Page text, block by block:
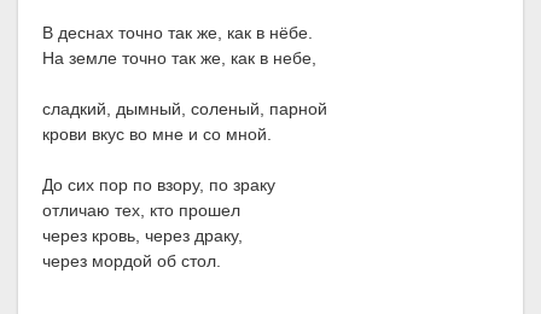
В деснах точно так же, как в нёбе.
На земле точно так же, как в небе,
сладкий, дымный, соленый, парной
крови вкус во мне и со мной.
До сих пор по взору, по зраку
отличаю тех, кто прошел
через кровь, через драку,
через мордой об стол.